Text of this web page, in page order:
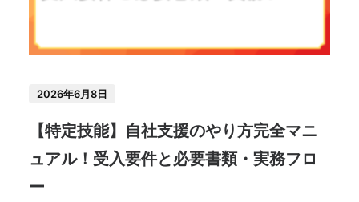
2026年6月8日
【特定技能】自社支援のやり方完全マニ
ュアル！受入要件と必要書類・実務フロ
ー